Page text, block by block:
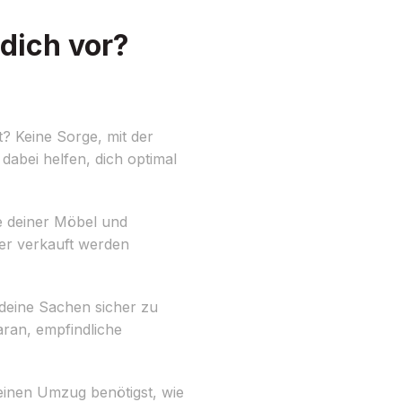
vor?
Keine Sorge, mit der
helfen, dich optimal
deiner Möbel und
verkauft werden
Sachen sicher zu
empfindliche
Umzug benötigst, wie